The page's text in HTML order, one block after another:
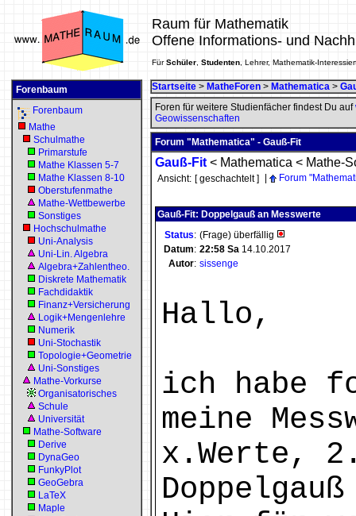
Raum für Mathematik
Offene Informations- und
FürSchüler Studenten , Lehrer, Mathematik-
Forenbaum
Forenbaum
Mathe
Schulmathe
Primarstufe
Mathe Klassen 5-7
Mathe Klassen 8-10
Oberstufenmathe
Mathe-Wettbewerbe
Sonstiges
Hochschulmathe
Uni-Analysis
Uni-Lin. Algebra
Algebra+Zahlentheo.
Diskrete Mathematik
Fachdidaktik
Finanz+Versicherung
Logik+Mengenlehre
Numerik
Uni-Stochastik
Topologie+Geometrie
Uni-Sonstiges
Mathe-Vorkurse
Organisatorisches
Schule
Universität
Mathe-Software
Derive
DynaGeo
FunkyPlot
GeoGebra
LaTeX
Maple
Startseite > MatheForen > Mathematica >
Foren für weitere Studienfächer findest Du auf
Geowissenschaften
Forum "Mathematica" - Gauß-Fit
Gauß-Fit < Mathematica < Mathe-
Ansicht: [ geschachtelt ] Forum
Gauß-Fit: Doppelgauß an Messwerte
Status: (Frage) überfällig
Datum: 22:58 Sa 14.10.2017
Autor: sissenge
Hallo,
ich habe
meine
x.Werte,